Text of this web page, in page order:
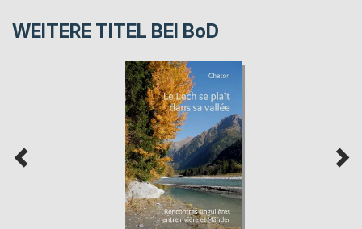
WEITERE TITEL BEI BoD